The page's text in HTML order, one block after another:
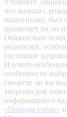
Уточните,
что малыш с
животными, был
проявляет ли он
Обязательно
родителей,
состояние
Изучите
особенности
сможете ли вы
энергию для
информацию о
«Породы собак» и